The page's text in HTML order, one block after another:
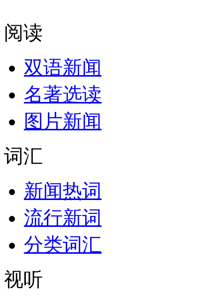
阅读
双语新闻
名著选读
图片新闻
词汇
新闻热词
流行新词
分类词汇
视听